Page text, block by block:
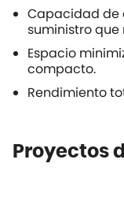
Capacidad de
suministro
Espacio
compacto.
Rendimiento
Proyectos